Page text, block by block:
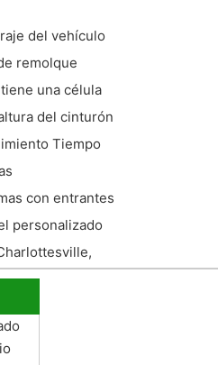
del vehículo
remolque
una célula
del cinturón
Forester?
Tiempo
con entrantes
personalizado